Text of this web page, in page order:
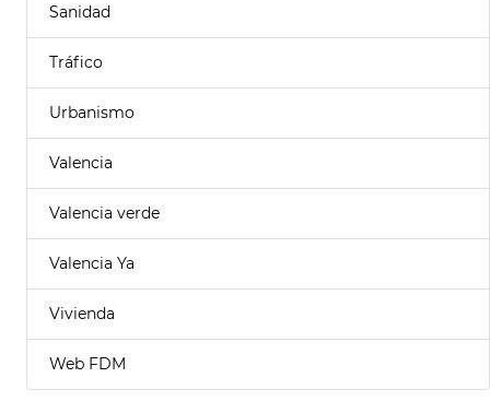
Sanidad
Tráfico
Urbanismo
Valencia
Valencia verde
Valencia Ya
Vivienda
Web FDM